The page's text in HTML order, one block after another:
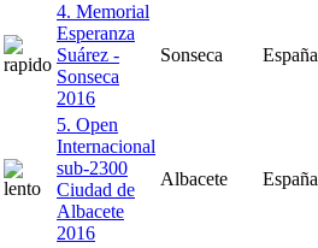
4. Memorial
Esperanza
Suárez -
Sonseca
2016
Sonseca España
5. Open
Internacional
sub-2300
Ciudad de
Albacete
2016
Albacete España